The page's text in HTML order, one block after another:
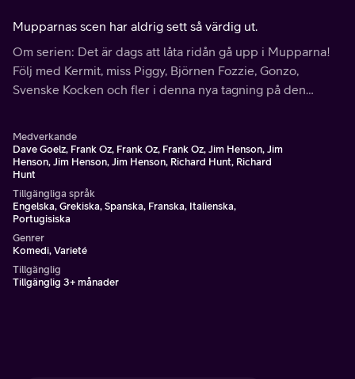
Mupparnas scen har aldrig sett så värdig ut.
Om serien: Det är dags att låta ridån gå upp i Mupparna!
Följ med Kermit, miss Piggy, Björnen Fozzie, Gonzo,
Svenske Kocken och fler i denna nya tagning på den
Medverkande
Dave Goelz, Frank Oz, Frank Oz, Frank Oz, Jim Henson, Jim
Henson, Jim Henson, Jim Henson, Richard Hunt, Richard
Hunt
Tillgängliga språk
Engelska, Grekiska, Spanska, Franska, Italienska,
Portugisiska
Genrer
Komedi, Varieté
Tillgänglig
Tillgänglig 3+ månader